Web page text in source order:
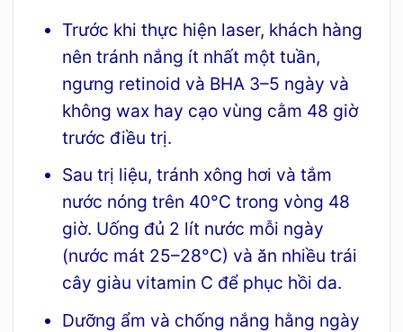
Trước khi thực hiện laser, khách hàng
nên tránh nắng ít nhất một tuần,
ngưng retinoid và BHA 3–5 ngày và
không wax hay cạo vùng cằm 48 giờ
trước điều trị.
Sau trị liệu, tránh xông hơi và tắm
nước nóng trên 40°C trong vòng 48
giờ. Uống đủ 2 lít nước mỗi ngày
(nước mát 25–28°C) và ăn nhiều trái
cây giàu vitamin C để phục hồi da.
Dưỡng ẩm và chống nắng hằng ngày